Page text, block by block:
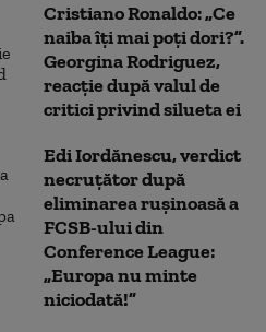
Cristiano Ronaldo: „Ce
naiba îți mai poți dori?”.
Georgina Rodriguez,
reacție după valul de
critici privind silueta ei
Edi Iordănescu, verdict
necruțător după
eliminarea rușinoasă a
FCSB-ului din
Conference League:
„Europa nu minte
niciodată!”